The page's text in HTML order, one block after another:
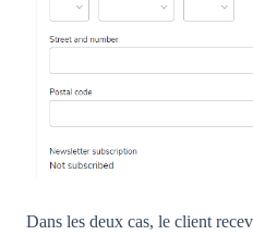
Dans les deux cas, le client